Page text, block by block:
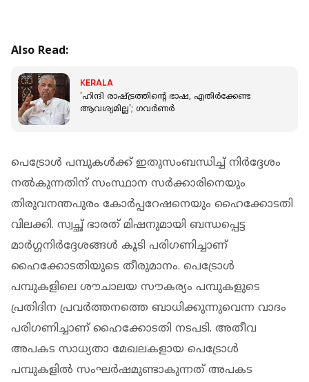
Also Read:
KERALA
'ഹിന്ദി രാഷ്ട്രത്തിന്റെ ഭാഷ, എതിർക്കേണ്ട
ആവശ്യമില്ല'; ഗവർണർ
പെട്രോള്‍ പമ്പുകള്‍ക്ക് ഇതുസംബന്ധിച്ച് നിര്‍ദ്ദേശം
നല്‍കുന്നതിന് സംസ്ഥാന സര്‍ക്കാരിനെയും
തിരുവനന്തപുരം കോര്‍പ്പറേഷനെയും ഹൈക്കോടതി
വിലക്കി. സ്വച്ഛ് ഭാരത് മിഷനുമായി ബന്ധപ്പെട്ട
മാര്‍ഗ്ഗനിര്‍ദ്ദേശങ്ങള്‍ കൂടി പരിഗണിച്ചാണ്
ഹൈക്കോടതിയുടെ തീരുമാനം. പെട്രോള്‍
പമ്പുകളിലെ ശൗചാലയ സൗകര്യം പമ്പുകളുടെ
പ്രതിദിന പ്രവര്‍ത്തനത്തെ ബാധിക്കുന്നുവെന്ന വാദം
പരിഗണിച്ചാണ് ഹൈക്കോടതി നടപടി. അതീവ
അപകട സാധ്യതാ മേഖലകളായ പെട്രോള്‍
പമ്പുകളില്‍ സംഘര്‍ഷമുണ്ടാകുന്നത് അപകട